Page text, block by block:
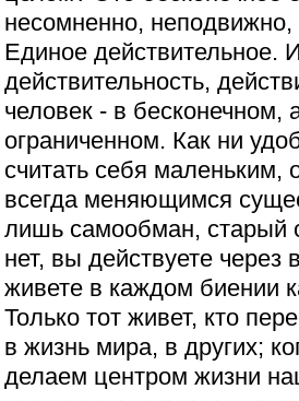
несомненно,
Единое действительное.
действительность,
человек - в бесконечном,
ограниченном. Как ни
считать себя маленьким,
всегда меняющимся
лишь самообман, старый
нет, вы действуете через
живете в каждом биении
Только тот живет, кто
в жизнь мира, в других;
делаем центром жизни